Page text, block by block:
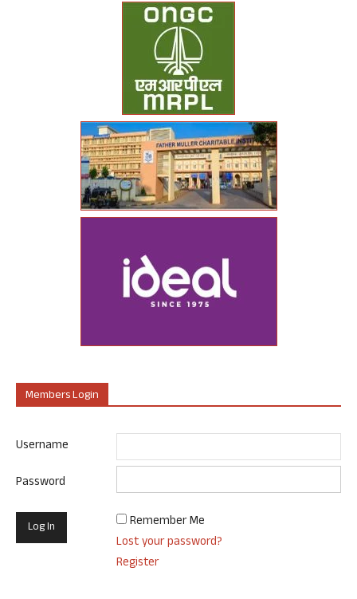
Members Login
Username
Password
Remember Me
Lost your password?
Register